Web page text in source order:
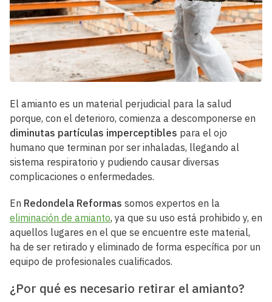
El amianto es un material perjudicial para la salud
porque, con el deterioro, comienza a descomponerse en
diminutas partículas imperceptibles para el ojo
humano que terminan por ser inhaladas, llegando al
sistema respiratorio y pudiendo causar diversas
complicaciones o enfermedades.
En Redondela Reformas somos expertos en la
eliminación de amianto, ya que su uso está prohibido y, en
aquellos lugares en el que se encuentre este material,
ha de ser retirado y eliminado de forma específica por un
equipo de profesionales cualificados.
¿Por qué es necesario retirar el amianto?